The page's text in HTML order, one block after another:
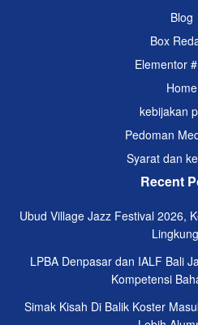
Blog
Box
Elementor
Home
kebijakan
Pedoman
Syarat dan
Recent
Ubud Village Jazz Festival 2026,
LPBA Denpasar dan IALF Bali
Kompetensi
Simak Kisah Di Balik Koster